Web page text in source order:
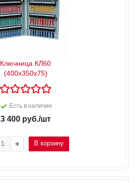
Ключница КЛ60
(400x350x75)
Есть в наличии
3 400руб./шт
В корзину